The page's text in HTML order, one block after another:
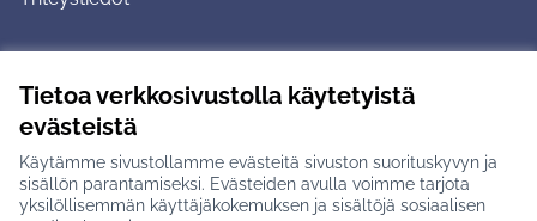
Tietoa verkkosivustolla käytetyistä
evästeistä
Käytämme sivustollamme evästeitä sivuston suorituskyvyn ja
sisällön parantamiseksi. Evästeiden avulla voimme tarjota
yksilöllisemmän käyttäjäkokemuksen ja sisältöjä sosiaalisen
Ohjeet kirjautumiseen
Ohjeet kommentin jättämiseen